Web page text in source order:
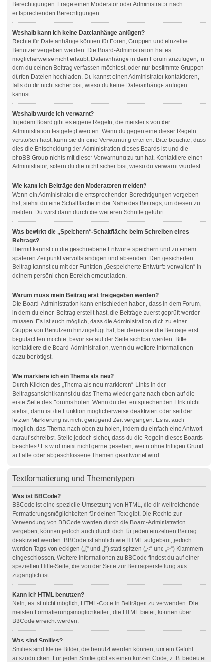
Berechtigungen. Frage einen Moderator oder Administrator nach
entsprechenden Berechtigungen.
Weshalb kann ich keine Dateianhänge anfügen?
Rechte für Dateianhänge können für Foren, Gruppen und einzelne
Benutzer vergeben werden. Die Board-Administration hat es
möglicherweise nicht erlaubt, Dateianhänge in dem Forum anzufügen, in
dem du deinen Beitrag verfassen möchtest, oder nur bestimmte Gruppen
dürfen Dateien hochladen. Du kannst einen Administrator kontaktieren,
falls du dir nicht sicher bist, wieso du keine Dateianhänge anfügen
kannst.
Weshalb wurde ich verwarnt?
In jedem Board gibt es eigene Regeln, die meistens von der
Administration festgelegt werden. Wenn du gegen eine dieser Regeln
verstoßen hast, kann sie dir eine Verwarnung erteilen. Bitte beachte, dass
dies die Entscheidung der Administration dieses Boards ist und die
phpBB Group nichts mit dieser Verwarnung zu tun hat. Kontaktiere einen
Administrator, sofern du die nicht sicher bist, wieso du verwarnt wurdest.
Wie kann ich Beiträge den Moderatoren melden?
Wenn ein Administrator die entsprechenden Berechtigungen vergeben
hat, siehst du eine Schaltfläche in der Nähe des Beitrags, um diesen zu
melden. Du wirst dann durch die weiteren Schritte geführt.
Was bewirkt die „Speichern“-Schaltfläche beim Schreiben eines
Beitrags?
Hiermit kannst du die geschriebene Entwürfe speichern und zu einem
späteren Zeitpunkt vervollständigen und absenden. Den gesicherten
Beitrag kannst du mit der Funktion „Gespeicherte Entwürfe verwalten“ in
deinem persönlichen Bereich erneut laden.
Warum muss mein Beitrag erst freigegeben werden?
Die Board-Administration kann entschieden haben, dass in dem Forum,
in dem du einen Beitrag erstellt hast, die Beiträge zuerst geprüft werden
müssen. Es ist auch möglich, dass die Administration dich zu einer
Gruppe von Benutzern hinzugefügt hat, bei denen sie die Beiträge erst
begutachten möchte, bevor sie auf der Seite sichtbar werden. Bitte
kontaktiere die Board-Administration, wenn du weitere Informationen
dazu benötigst.
Wie markiere ich ein Thema als neu?
Durch Klicken des „Thema als neu markieren“-Links in der
Beitragsansicht kannst du das Thema wieder ganz nach oben auf die
erste Seite des Forums holen. Wenn du den entsprechenden Link nicht
siehst, dann ist die Funktion möglicherweise deaktiviert oder seit der
letzten Markierung ist nicht genügend Zeit vergangen. Es ist auch
möglich, das Thema nach oben zu holen, indem du einfach eine Antwort
darauf schreibst. Stelle jedoch sicher, dass du die Regeln dieses Boards
beachtest! Es wird meist nicht gerne gesehen, wenn ohne triftigen Grund
auf alte oder abgeschlossene Themen geantwortet wird.
Textformatierung und Thementypen
Was ist BBCode?
BBCode ist eine spezielle Umsetzung von HTML, die dir weitreichende
Formatierungsmöglichkeiten für deinen Text gibt. Die Rechte zur
Verwendung von BBCode werden durch die Board-Administration
vergeben, können jedoch auch durch dich für jeden einzelnen Beitrag
deaktiviert werden. BBCode ist ähnlich wie HTML aufgebaut, jedoch
werden Tags von eckigen („[“ und „]“) statt spitzen („<“ und „>“) Klammern
eingeschlossen. Weitere Informationen zu BBCode findest du auf einer
speziellen Hilfe-Seite, die von der Seite zur Beitragserstellung aus
zugänglich ist.
Kann ich HTML benutzen?
Nein, es ist nicht möglich, HTML-Code in Beiträgen zu verwenden. Die
meisten Formatierungsmöglichkeiten, die HTML bietet, können über
BBCode erreicht werden.
Was sind Smilies?
Smilies sind kleine Bilder, die benutzt werden können, um ein Gefühl
auszudrücken. Für jeden Smilie gibt es einen kurzen Code, z. B. bedeutet